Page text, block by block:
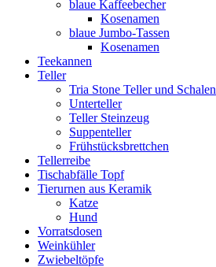
blaue Kaffeebecher
Kosenamen
blaue Jumbo-Tassen
Kosenamen
Teekannen
Teller
Tria Stone Teller und Schalen
Unterteller
Teller Steinzeug
Suppenteller
Frühstücksbrettchen
Tellerreibe
Tischabfälle Topf
Tierurnen aus Keramik
Katze
Hund
Vorratsdosen
Weinkühler
Zwiebeltöpfe